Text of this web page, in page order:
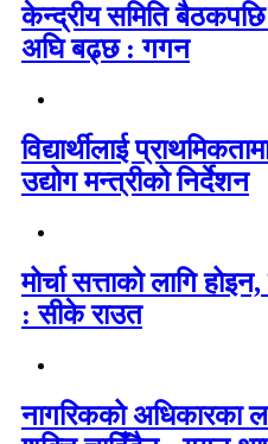
केन्द्रीय समिति
अघि बढ्छ : गगन
विद्यार्थीलाई
उद्योग मन्त्रीको निर्देशन
मोर्चा सत्ताको लागि
: सीके राउत
नागरिकको अधिकारका